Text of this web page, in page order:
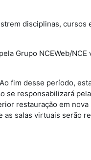
disciplinas, cursos
Grupo NCEWeb/
fim desse período,
se responsabilizará
restauração em nova
as salas virtuais serão